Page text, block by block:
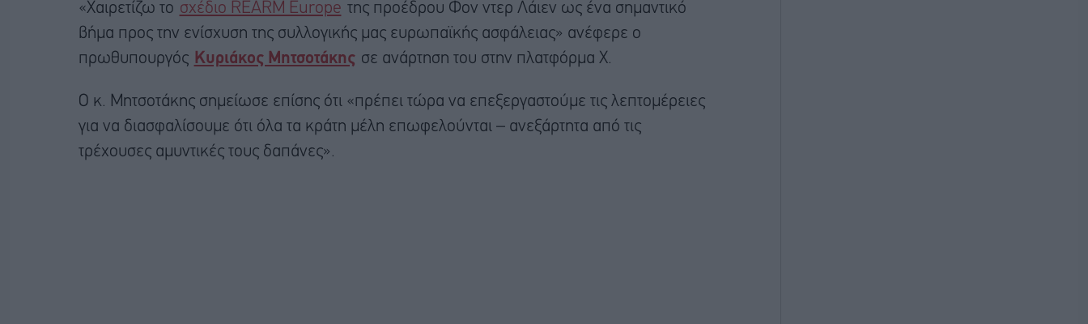
«Χαιρετίζω το σχέδιο REARM Europe της προέδρου Φον ντερ Λάιεν ως ένα σημαντικό
βήμα προς την ενίσχυση της συλλογικής μας ευρωπαϊκής ασφάλειας» ανέφερε ο
πρωθυπουργός Κυριάκος Μητσοτάκης σε ανάρτηση του στην πλατφόρμα Χ.
Ο κ. Μητσοτάκης σημείωσε επίσης ότι «πρέπει τώρα να επεξεργαστούμε τις λεπτομέρειες
για να διασφαλίσουμε ότι όλα τα κράτη μέλη επωφελούνται – ανεξάρτητα από τις
τρέχουσες αμυντικές τους δαπάνες».